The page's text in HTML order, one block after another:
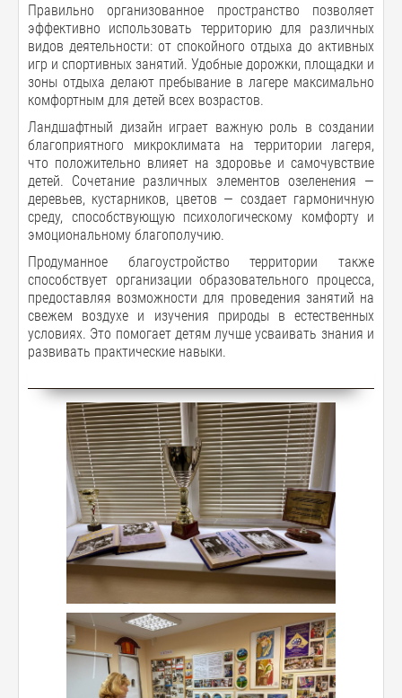
Правильно организованное пространство позволяет
эффективно использовать территорию для различных
видов деятельности: от спокойного отдыха до активных
игр и спортивных занятий. Удобные дорожки, площадки и
зоны отдыха делают пребывание в лагере максимально
комфортным для детей всех возрастов.
Ландшафтный дизайн играет важную роль в создании
благоприятного микроклимата на территории лагеря,
что положительно влияет на здоровье и самочувствие
детей. Сочетание различных элементов озеленения —
деревьев, кустарников, цветов — создает гармоничную
среду, способствующую психологическому комфорту и
эмоциональному благополучию.
Продуманное благоустройство территории также
способствует организации образовательного процесса,
предоставляя возможности для проведения занятий на
свежем воздухе и изучения природы в естественных
условиях. Это помогает детям лучше усваивать знания и
развивать практические навыки.